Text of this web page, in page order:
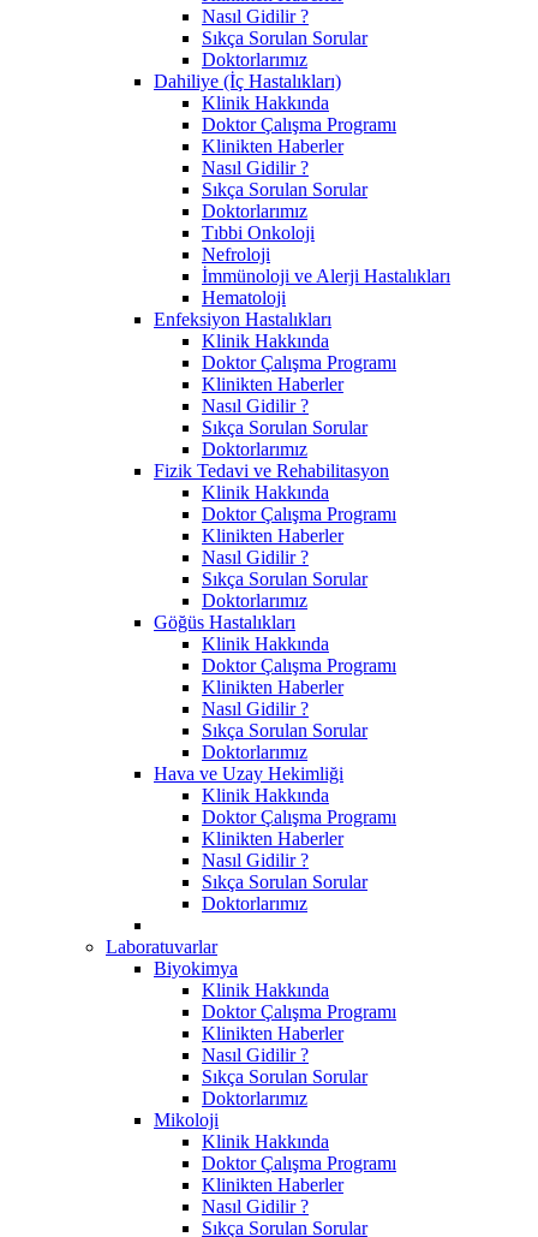
Nasıl Gidilir ?
Sıkça Sorulan Sorular
Doktorlarımız
Dahiliye (İç Hastalıkları)
Klinik Hakkında
Doktor Çalışma Programı
Klinikten Haberler
Nasıl Gidilir ?
Sıkça Sorulan Sorular
Doktorlarımız
Tıbbi Onkoloji
Nefroloji
İmmünoloji ve Alerji Hastalıkları
Hematoloji
Enfeksiyon Hastalıkları
Klinik Hakkında
Doktor Çalışma Programı
Klinikten Haberler
Nasıl Gidilir ?
Sıkça Sorulan Sorular
Doktorlarımız
Fizik Tedavi ve Rehabilitasyon
Klinik Hakkında
Doktor Çalışma Programı
Klinikten Haberler
Nasıl Gidilir ?
Sıkça Sorulan Sorular
Doktorlarımız
Göğüs Hastalıkları
Klinik Hakkında
Doktor Çalışma Programı
Klinikten Haberler
Nasıl Gidilir ?
Sıkça Sorulan Sorular
Doktorlarımız
Hava ve Uzay Hekimliği
Klinik Hakkında
Doktor Çalışma Programı
Klinikten Haberler
Nasıl Gidilir ?
Sıkça Sorulan Sorular
Doktorlarımız
Laboratuvarlar
Biyokimya
Klinik Hakkında
Doktor Çalışma Programı
Klinikten Haberler
Nasıl Gidilir ?
Sıkça Sorulan Sorular
Doktorlarımız
Mikoloji
Klinik Hakkında
Doktor Çalışma Programı
Klinikten Haberler
Nasıl Gidilir ?
Sıkça Sorulan Sorular